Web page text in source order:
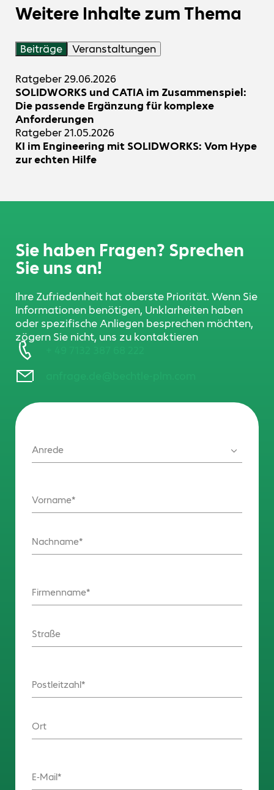
Weitere Inhalte zum Thema
Beiträge Veranstaltungen
Ratgeber29.06.2026
SOLIDWORKS und CATIA im Zusammenspiel:
Die passende Ergänzung für komplexe
Anforderungen
Ratgeber21.05.2026
KI im Engineering mit SOLIDWORKS: Vom Hype
zur echten Hilfe
Sie haben Fragen? Sprechen
Sie uns an!
Ihre Zufriedenheit hat oberste Priorität. Wenn Sie
Informationen benötigen, Unklarheiten haben
oder spezifische Anliegen besprechen möchten,
zögern Sie nicht, uns zu kontaktieren
Anrede
Vorname
Nachname
Firmenname
Straße
Postleitzahl
Ort
E-Mail